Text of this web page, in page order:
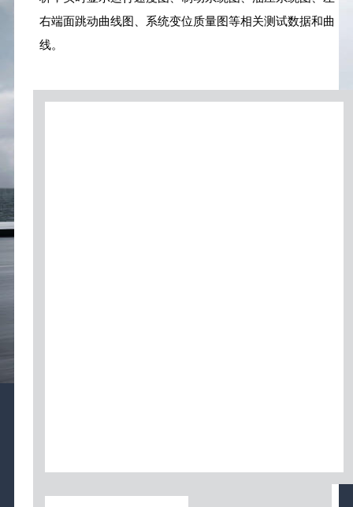
右端面跳动曲线图、系统变位质量图等相关测试数据和曲
线。